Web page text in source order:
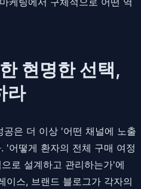
현명한 선택,
라
은 더 이상 '어떤 채널에 노출
'어떻게 환자의 전체 구매 여정
로 설계하고 관리하는가'에
이스, 브랜드 블로그가 각자의